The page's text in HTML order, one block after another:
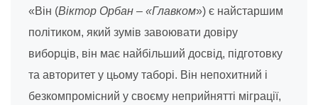
«Він (Віктор Орбан – «Главком») є найстаршим
політиком, який зумів завоювати довіру
виборців, він має найбільший досвід, підготовку
та авторитет у цьому таборі. Він непохитний і
безкомпромісний у своєму неприйнятті міграції,